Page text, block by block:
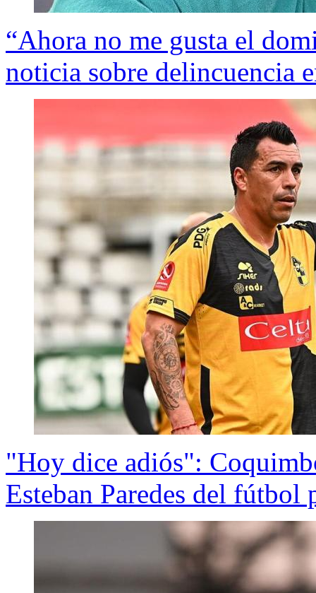
“Ahora no me gusta el
noticia sobre delincuencia
"Hoy dice adiós":
Esteban Paredes del fútbol